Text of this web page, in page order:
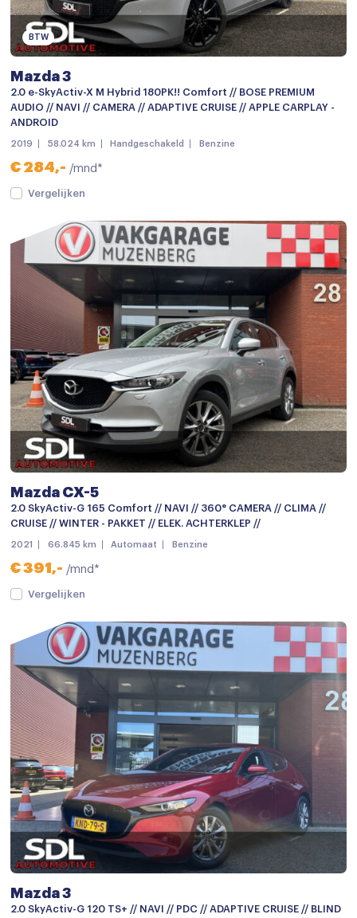
Dakspoiler
Dimlichten automatisch
Koplampen adaptief
LED dagrijverlichting
LED koplampen
Lichtmetalen velgen
Mistlampen
Parkeer assistent
Parkeersensor achter
Parkeersensoren
Android auto
Apple carplay
Audio installatie
Bluetooth telefoonvoorbereiding
Head-up display
Multimedia systeem
Navigatiesysteem
Radio
Achterbank in delen neerklapbaar
Airco met elektronische regeling
Armsteun
Bestuurdersstoel in hoogte verstelbaar
Boordcomputer
Climate control
Cruise control
Cruise control adaptief met stop&go
Elektrische ramen achter
Elektrische ramen voor
Keyless start
Lederen versnellingspook
BTW
Mazda 3
2.0 e-SkyActiv-X M Hybrid 180PK!! Comfort // BOSE PREMIUM
AUDIO // NAVI // CAMERA // ADAPTIVE CRUISE // APPLE CARPLAY -
ANDROID
2019 58.024 km Handgeschakeld Benzine
€ 284,- /mnd*
Vergelijken
Mazda CX-5
2.0 SkyActiv-G 165 Comfort // NAVI // 360° CAMERA // CLIMA //
CRUISE // WINTER - PAKKET // ELEK. ACHTERKLEP //
2021 66.845 km Automaat Benzine
€ 391,- /mnd*
Vergelijken
Mazda 3
2.0 SkyActiv-G 120 TS+ // NAVI // PDC // ADAPTIVE CRUISE // BLIND